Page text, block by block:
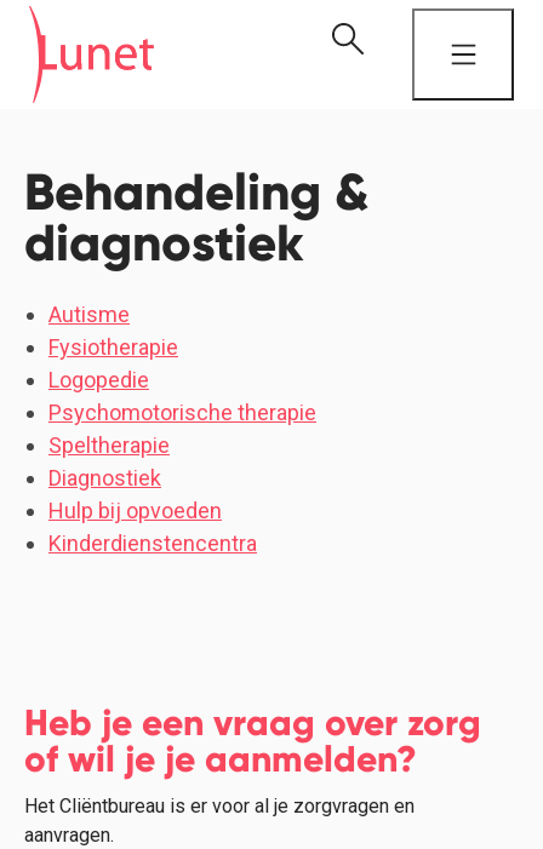
Behandeling &
diagnostiek
Autisme
Fysiotherapie
Logopedie
Psychomotorische therapie
Speltherapie
Diagnostiek
Hulp bij opvoeden
Kinderdienstencentra
Heb je een vraag over zorg
of wil je je aanmelden?
Het Cliëntbureau is er voor al je zorgvragen en
aanvragen.